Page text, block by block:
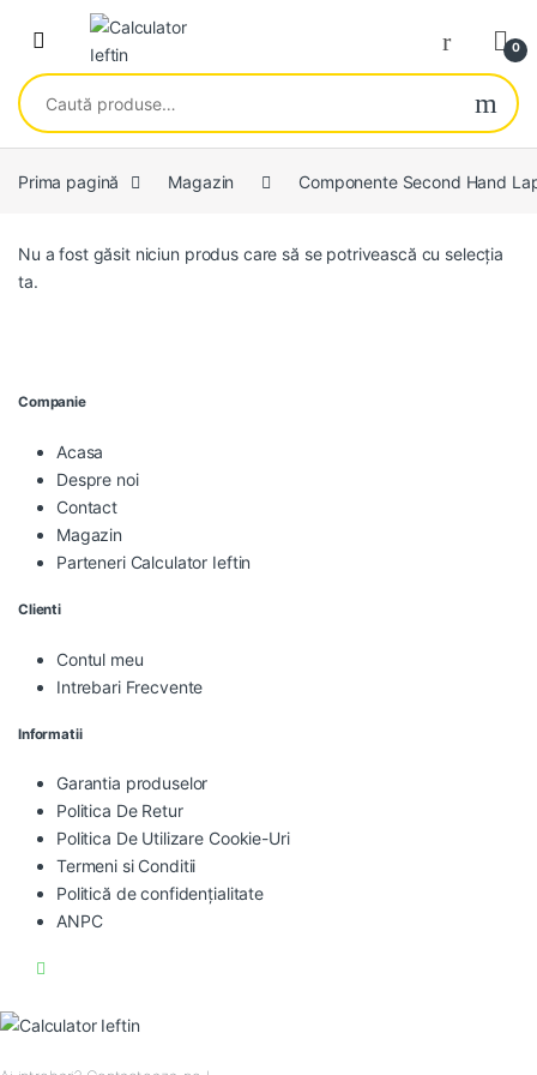
Skip to navigation
Skip to content
Open 0
Caută după:
Prima pagină Magazin Componente Second Hand
Nu a fost găsit niciun produs care să se potrivească cu selecția
ta.
Companie
Acasa
Despre noi
Contact
Magazin
Parteneri Calculator Ieftin
Clienti
Contul meu
Intrebari Frecvente
Informatii
Garantia produselor
Politica De Retur
Politica De Utilizare Cookie-Uri
Termeni si Conditii
Politică de confidențialitate
ANPC